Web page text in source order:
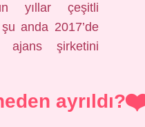
yıllar çeşitli
anda 2017’de
ajans şirketini
ayrıldı?